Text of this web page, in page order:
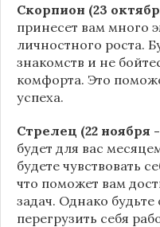
Скорпион (23
принесет вам много
личностного роста.
знакомств и не
комфорта. Это
успеха.
Стрелец (22 ноября
будет для вас
будете чувствовать
что поможет вам
задач. Однако
перегрузить себя